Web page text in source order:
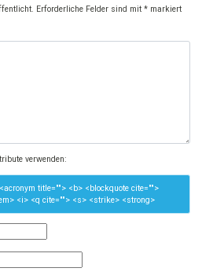
Erforderliche Felder sind mit * markiert
verwenden:
title=""> <b> <blockquote cite="">
<i> <q cite=""> <s> <strike> <strong>